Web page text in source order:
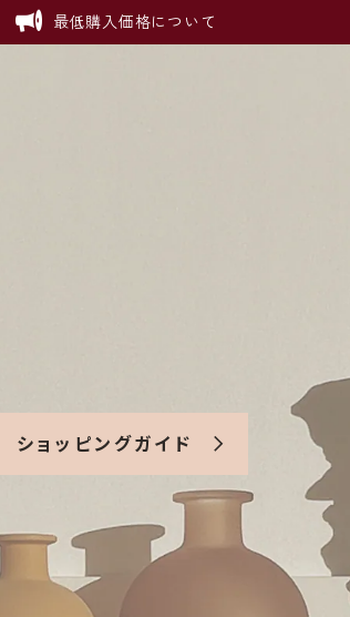
最低購入価格について
ショッピングガイド